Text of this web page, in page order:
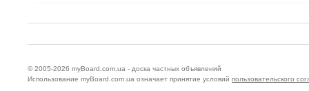
© 2005-2026 myBoard.com.ua - доска частных объявлений
Использование myBoard.com.ua означает принятие условий пользовательского